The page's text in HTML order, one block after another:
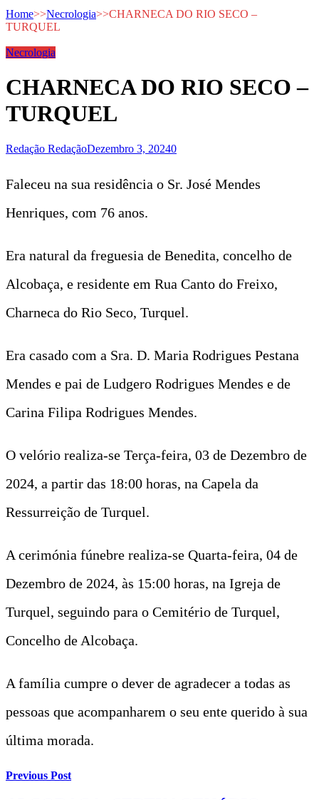
Home>>Necrologia>>CHARNECA DO RIO SECO –
TURQUEL
Necrologia
CHARNECA DO RIO SECO –
TURQUEL
Redação RedaçãoDezembro 3, 20240
Faleceu na sua residência o Sr. José Mendes
Henriques, com 76 anos.
Era natural da freguesia de Benedita, concelho de
Alcobaça, e residente em Rua Canto do Freixo,
Charneca do Rio Seco, Turquel.
Era casado com a Sra. D. Maria Rodrigues Pestana
Mendes e pai de Ludgero Rodrigues Mendes e de
Carina Filipa Rodrigues Mendes.
O velório realiza-se Terça-feira, 03 de Dezembro de
2024, a partir das 18:00 horas, na Capela da
Ressurreição de Turquel.
A cerimónia fúnebre realiza-se Quarta-feira, 04 de
Dezembro de 2024, às 15:00 horas, na Igreja de
Turquel, seguindo para o Cemitério de Turquel,
Concelho de Alcobaça.
A família cumpre o dever de agradecer a todas as
pessoas que acompanharem o seu ente querido à sua
última morada.
Previous Post